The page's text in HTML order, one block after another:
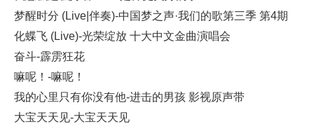
梦醒时分 (Live|伴奏)-中国梦之声·我们的歌第三季 第4期
化蝶飞 (Live)-光荣绽放 十大中文金曲演唱会
奋斗-霹雳狂花
嘛呢！-嘛呢！
我的心里只有你没有他-进击的男孩 影视原声带
大宝天天见-大宝天天见